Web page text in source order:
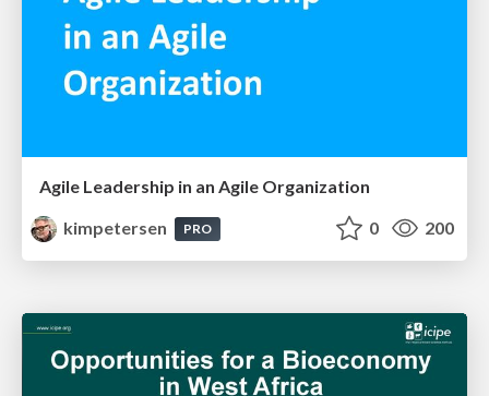
Agile Leadership in an Agile Organization
kimpetersen
PRO 0 200